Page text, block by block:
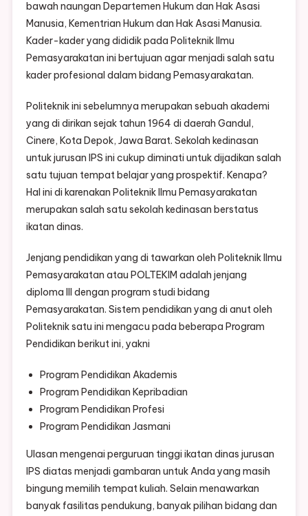
bawah naungan Departemen Hukum dan Hak Asasi
Manusia, Kementrian Hukum dan Hak Asasi Manusia.
Kader-kader yang dididik pada Politeknik Ilmu
Pemasyarakatan ini bertujuan agar menjadi salah satu
kader profesional dalam bidang Pemasyarakatan.
Politeknik ini sebelumnya merupakan sebuah akademi
yang di dirikan sejak tahun 1964 di daerah Gandul,
Cinere, Kota Depok, Jawa Barat. Sekolah kedinasan
untuk jurusan IPS ini cukup diminati untuk dijadikan salah
satu tujuan tempat belajar yang prospektif. Kenapa?
Hal ini di karenakan Politeknik Ilmu Pemasyarakatan
merupakan salah satu sekolah kedinasan berstatus
ikatan dinas.
Jenjang pendidikan yang di tawarkan oleh Politeknik Ilmu
Pemasyarakatan atau POLTEKIM adalah jenjang
diploma III dengan program studi bidang
Pemasyarakatan. Sistem pendidikan yang di anut oleh
Politeknik satu ini mengacu pada beberapa Program
Pendidikan berikut ini, yakni
Program Pendidikan Akademis
Program Pendidikan Kepribadian
Program Pendidikan Profesi
Program Pendidikan Jasmani
Ulasan mengenai perguruan tinggi ikatan dinas jurusan
IPS diatas menjadi gambaran untuk Anda yang masih
bingung memilih tempat kuliah. Selain menawarkan
banyak fasilitas pendukung, banyak pilihan bidang dan